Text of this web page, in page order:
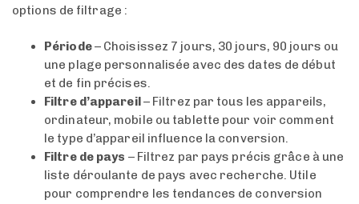
options de filtrage :
Période– Choisissez 7 jours, 30 jours, 90 jours ou
une plage personnalisée avec des dates de début
et de fin précises.
Filtre d’appareil – Filtrez par tous les appareils,
ordinateur, mobile ou tablette pour voir comment
le type d’appareil influence la conversion.
Filtre de pays – Filtrez par pays précis grâce à une
liste déroulante de pays avec recherche. Utile
pour comprendre les tendances de conversion